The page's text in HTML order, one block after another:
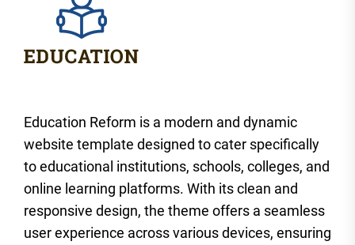
Education Reform is a modern and dynamic
website template designed to cater specifically
to educational institutions, schools, colleges, and
online learning platforms. With its clean and
responsive design, the theme offers a seamless
user experience across various devices, ensuring